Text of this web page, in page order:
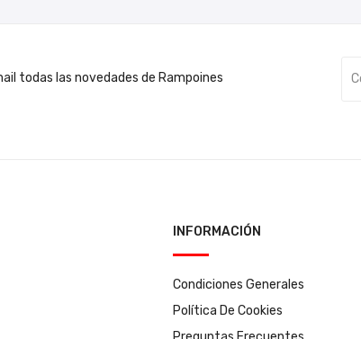
todas las novedades de Rampoines
INFORMACIÓN
Condiciones Generales
Política De Cookies